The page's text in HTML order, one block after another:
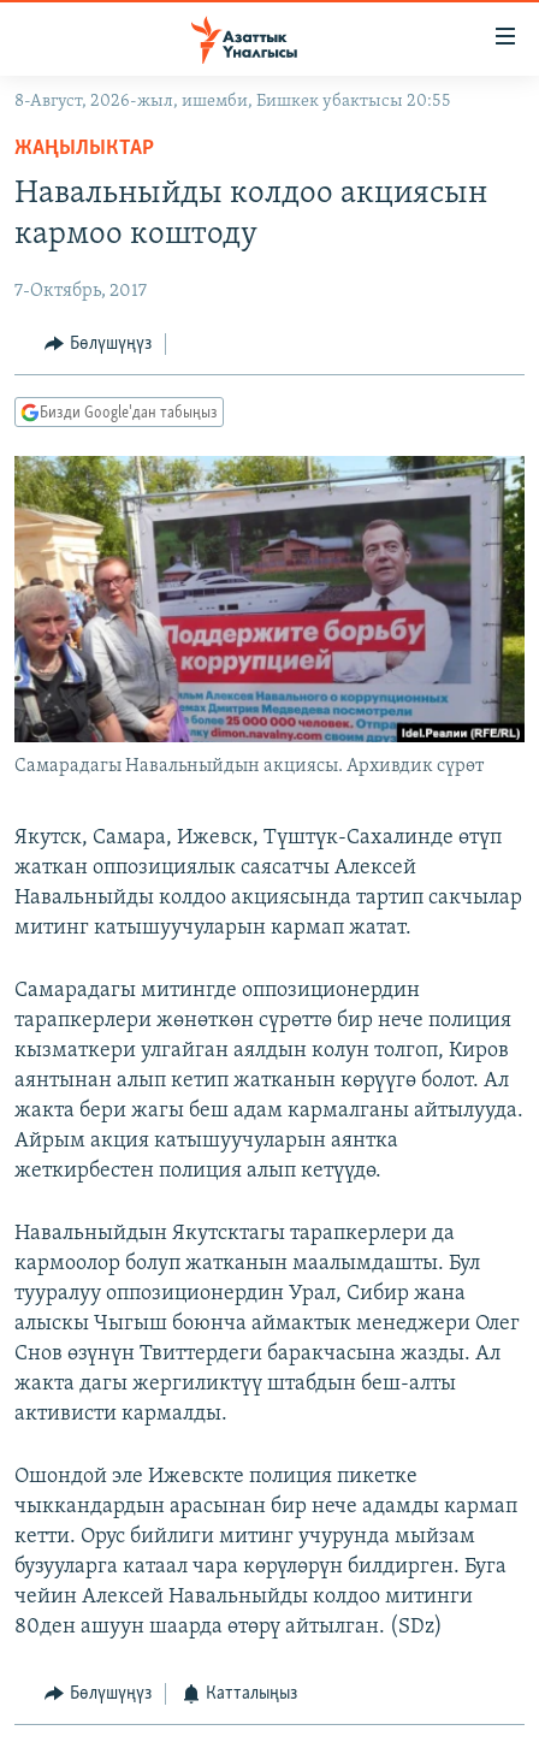
Навигацияга
өтүңүз
Издөөгө
салыңыз
ЭКОНОМИКА
МАДАНИЯТ
БОРБОР АЗИЯ
УКРАИНА
АТАЙЫН ИЛИКТӨӨ
ТВ ПРОГРАММАЛАР
ЭКСПЕРТТЕР ТАЛДАЙТ
БИЗ ЖАНА ДҮЙНӨ
ДАНИСТЕ
ЭЖЕ-СИҢДИЛЕР
АЗАТТЫК+
ЫҢГАЙСЫЗ СУРООЛОР
ӨЗГӨЧӨ ПИКИР
Русский
ОНЛАЙН ШЕРИНЕ
ЭЕ/АРнун бардык сайттары
8-Август, 2026-жыл, ишемби, Бишкек убактысы 20:55
ЖАҢЫЛЫКТАР
Навальныйды колдоо акциясын
кармоо коштоду
7-Октябрь, 2017
Бөлүшүңүз
Бизди Google'дан табыңыз
Самарадагы Навальныйдын акциясы. Архивдик сүрөт
Якутск, Самара, Ижевск, Түштүк-Сахалинде өтүп
жаткан оппозициялык саясатчы Алексей
Навальныйды колдоо акциясында тартип сакчылар
митинг катышуучуларын кармап жатат.
Самарадагы митингде оппозиционердин
тарапкерлери жөнөткөн сүрөттө бир нече полиция
кызматкери улгайган аялдын колун толгоп, Киров
аянтынан алып кетип жатканын көрүүгө болот. Ал
жакта бери жагы беш адам кармалганы айтылууда.
Айрым акция катышуучуларын аянтка
жеткирбестен полиция алып кетүүдө.
Навальныйдын Якутсктагы тарапкерлери да
кармоолор болуп жатканын маалымдашты. Бул
тууралуу оппозиционердин Урал, Сибир жана
алыскы Чыгыш боюнча аймактык менеджери Олег
Снов өзүнүн Твиттердеги баракчасына жазды. Ал
жакта дагы жергиликтүү штабдын беш-алты
активисти кармалды.
Ошондой эле Ижевскте полиция пикетке
чыккандардын арасынан бир нече адамды кармап
кетти. Орус бийлиги митинг учурунда мыйзам
бузууларга катаал чара көрүлөрүн билдирген. Буга
чейин Алексей Навальныйды колдоо митинги
80ден ашуун шаарда өтөрү айтылган. (SDz)
Бөлүшүңүз Катталыңыз